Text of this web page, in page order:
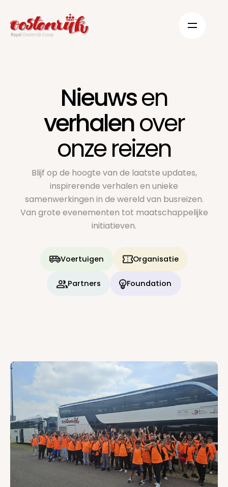
Nieuwsen
verhalenover
onze reizen
Blijf op de hoogte van de laatste updates,
inspirerende verhalen en unieke
samenwerkingen in de wereld van busreizen.
Van grote evenementen tot maatschappelijke
initiatieven.
Voertuigen Organisatie
Partners Foundation